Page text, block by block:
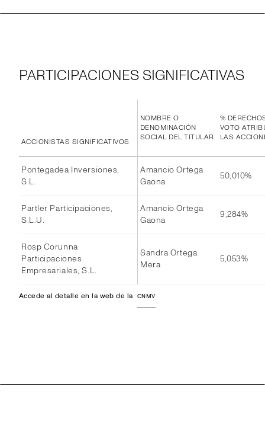
PARTICIPACIONES SIGNIFICATIVAS
ACCIONISTAS SIGNIFICATIVOS
NOMBRE O
DENOMINACIÓN
SOCIAL DEL TITULAR
%
VOTO
LAS
Pontegadea Inversiones,
S.L.
Amancio Ortega
Gaona
50,010%
Partler Participaciones,
S.L.U.
Amancio Ortega
Gaona
9,284%
Rosp Corunna
Participaciones
Empresariales, S.L.
Sandra Ortega
Mera
5,053%
Accede al detalle en la web de la CNMV